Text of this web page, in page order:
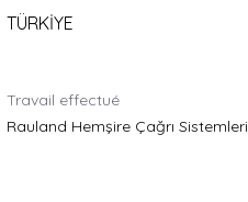
TÜRKİYE
Travail effectué
Rauland Hemşire Çağrı Sistemleri